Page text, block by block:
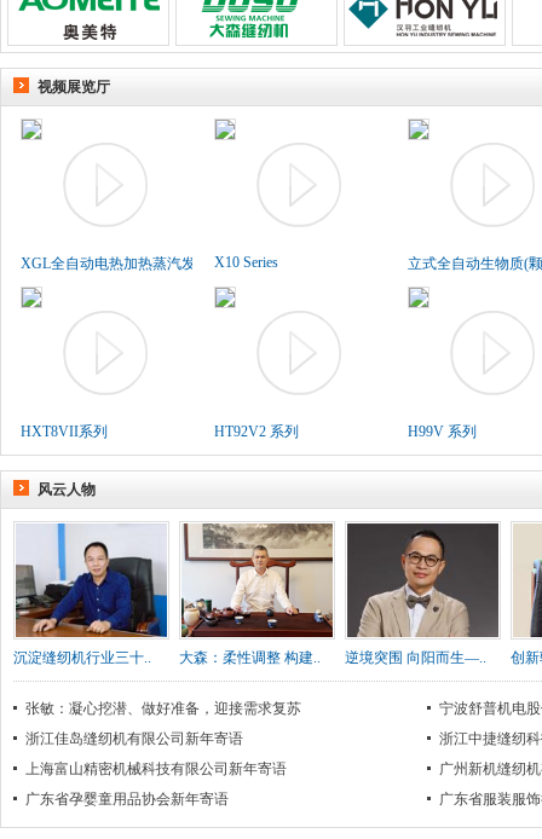
视频展览厅
XGL全自动电热加热蒸汽发生..X10 Series 立式全自动生物质(
HXT8VII系列 HT92V2 系列 H99V 系列
风云人物
沉淀缝纫机行业三十.. 大森：柔性调整 构建.. 逆境突围 向阳而生—.. 创
张敏：凝心挖潜、做好准备，迎接需求复苏
宁波舒普机电
浙江佳岛缝纫机有限公司新年寄语
浙江中捷缝纫
上海富山精密机械科技有限公司新年寄语
广州新机缝纫
广东省孕婴童用品协会新年寄语
广东省服装服